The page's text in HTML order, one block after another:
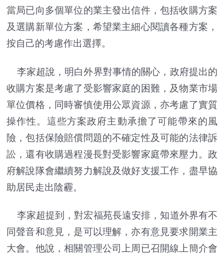
當局已向多個單位的業主發出信件，包括收購方案
及選購新單位方案，希望業主細心閱讀各種方案，
按自己的考慮作出選擇。
李家超說，明白外界對事情的關心，政府提出的
收購方案是考慮了受影響家庭的困難，及物業市場
單位價格，同時審慎使用公眾資源，亦考慮了實質
操作性。這些方案政府主動承擔了可能帶來的風
險，包括保險賠償問題的不確定性及可能的法律訴
訟，還有收購過程漫長對受影響家庭帶來壓力。政
府解說隊會繼續努力解說及做好支援工作，盡早協
助居民走出陰霾。
李家超提到，對宏福苑長遠安排，知道外界有不
同聲音和意見，是可以理解，亦有意見要求開業主
大會。他說，相關管理公司上周已召開線上簡介會